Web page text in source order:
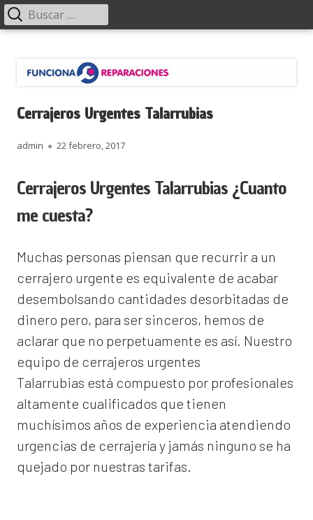
contenido
Menú
principal Buscar:
Cerrajeros Urgentes Talarrubias
Autor
admin
Publicado
22 febrero, 2017
Cerrajeros Urgentes Talarrubias ¿Cuanto
me cuesta?
Muchas personas piensan que recurrir a un
cerrajero urgente es equivalente de acabar
desembolsando cantidades desorbitadas de
dinero pero, para ser sinceros, hemos de
aclarar que no perpetuamente es así. Nuestro
equipo de cerrajeros urgentes
Talarrubias está compuesto por profesionales
altamente cualificados que tienen
muchísimos años de experiencia atendiendo
urgencias de cerrajería y jamás ninguno se ha
quejado por nuestras tarifas.